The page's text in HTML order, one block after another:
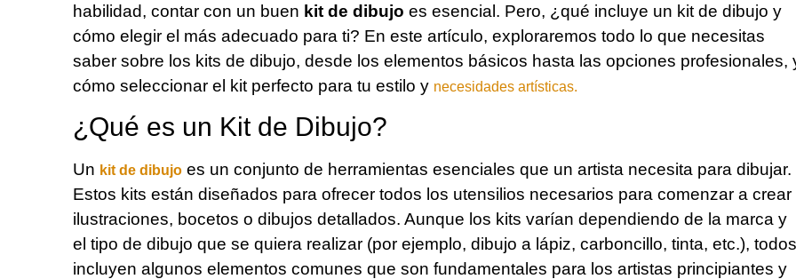
habilidad, contar con un buen kit de dibujo es esencial. Pero, ¿qué incluye un kit de dibujo y
cómo elegir el más adecuado para ti? En este artículo, exploraremos todo lo que necesitas
saber sobre los kits de dibujo, desde los elementos básicos hasta las opciones profesionales,
cómo seleccionar el kit perfecto para tu estilo y necesidades artísticas.
¿Qué es un Kit de Dibujo?
Un kit de dibujo es un conjunto de herramientas esenciales que un artista necesita para dibujar.
Estos kits están diseñados para ofrecer todos los utensilios necesarios para comenzar a crear
ilustraciones, bocetos o dibujos detallados. Aunque los kits varían dependiendo de la marca y
el tipo de dibujo que se quiera realizar (por ejemplo, dibujo a lápiz, carboncillo, tinta, etc.), todos
incluyen algunos elementos comunes que son fundamentales para los artistas principiantes y